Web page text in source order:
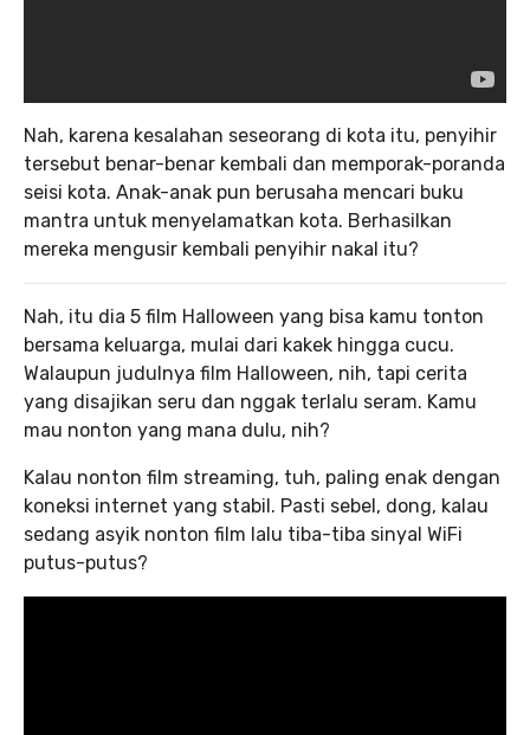
Nah, karena kesalahan seseorang di kota itu, penyihir
tersebut benar-benar kembali dan memporak-poranda
seisi kota. Anak-anak pun berusaha mencari buku
mantra untuk menyelamatkan kota. Berhasilkan
mereka mengusir kembali penyihir nakal itu?
Nah, itu dia 5 film Halloween yang bisa kamu tonton
bersama keluarga, mulai dari kakek hingga cucu.
Walaupun judulnya film Halloween, nih, tapi cerita
yang disajikan seru dan nggak terlalu seram. Kamu
mau nonton yang mana dulu, nih?
Kalau nonton film streaming, tuh, paling enak dengan
koneksi internet yang stabil. Pasti sebel, dong, kalau
sedang asyik nonton film lalu tiba-tiba sinyal WiFi
putus-putus?